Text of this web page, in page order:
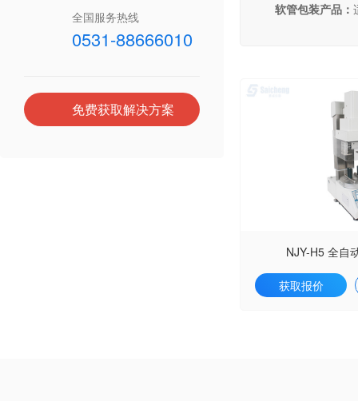
全国服务热线
0531-88666010
免费获取解决方案
软管包装产品：
NJY-H5 全自
获取报价